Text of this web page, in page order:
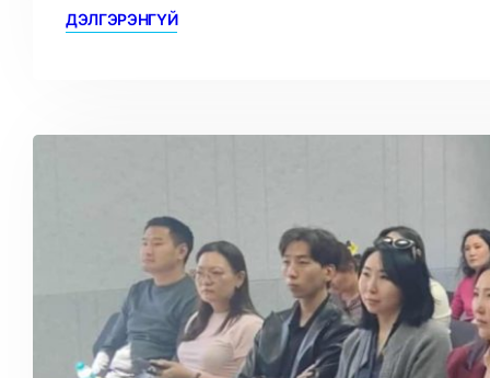
ДЭЛГЭРЭНГҮЙ